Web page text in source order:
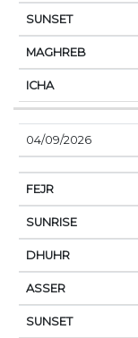
04/09/2026